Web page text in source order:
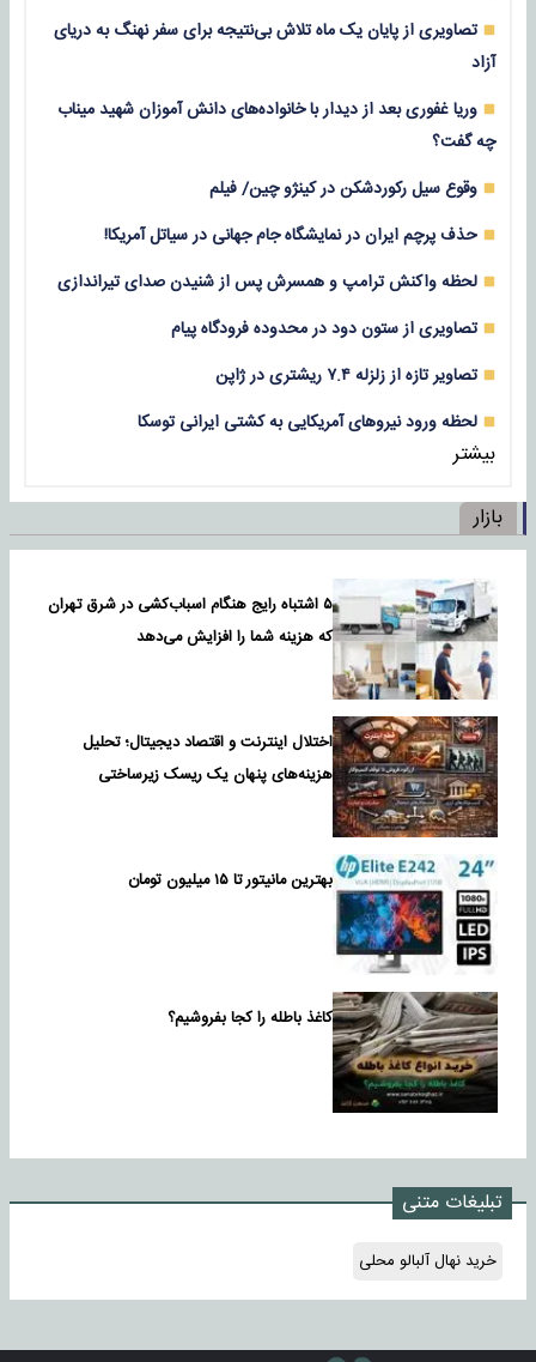
تصاویری از پایان یک ماه تلاش بی‌نتیجه برای سفر نهنگ به دریای
آزاد
وریا غفوری بعد از دیدار با خانواده‌های دانش آموزان شهید میناب
چه گفت؟
وقوع سیل رکوردشکن در کینژو چین/ فیلم
حذف پرچم ایران در نمایشگاه جام جهانی در سیاتل آمریکا!
لحظه واکنش ترامپ و همسرش پس از شنیدن صدای تیراندازی
تصاویری از ستون دود در محدوده فرودگاه پیام
تصاویر تازه از زلزله‌ ۷.۴ ریشتری در ژاپن
لحظه ورود نیروهای آمریکایی به کشتی ایرانی توسکا
بیشتر
بازار
۵ اشتباه رایج هنگام اسباب‌کشی در شرق تهران
که هزینه شما را افزایش می‌دهد
اختلال اینترنت و اقتصاد دیجیتال؛ تحلیل
هزینه‌های پنهان یک ریسک زیرساختی
بهترین مانیتور تا ۱۵ میلیون تومان
کاغذ باطله را کجا بفروشیم؟
تبلیغات متنی
خرید نهال آلبالو محلی